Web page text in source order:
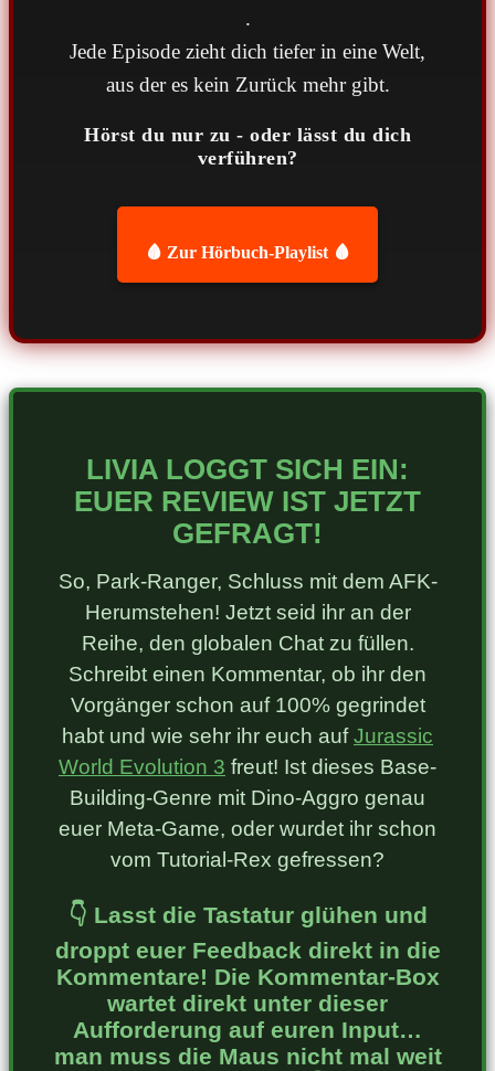
.
Jede Episode zieht dich tiefer in eine Welt,
aus der es kein Zurück mehr gibt.
Hörst du nur zu - oder lässt du dich
verführen?
🩸 Zur Hörbuch-Playlist 🩸
LIVIA LOGGT SICH EIN:
EUER REVIEW IST JETZT
GEFRAGT!
So, Park-Ranger, Schluss mit dem AFK-
Herumstehen! Jetzt seid ihr an der
Reihe, den globalen Chat zu füllen.
Schreibt einen Kommentar, ob ihr den
Vorgänger schon auf 100% gegrindet
habt und wie sehr ihr euch aufJurassic
World Evolution 3 freut! Ist dieses Base-
Building-Genre mit Dino-Aggro genau
euer Meta-Game, oder wurdet ihr schon
vom Tutorial-Rex gefressen?
👇 Lasst die Tastatur glühen und
droppt euer Feedback direkt in die
Kommentare! Die Kommentar-Box
wartet direkt unter dieser
Aufforderung auf euren Input…
man muss die Maus nicht mal weit